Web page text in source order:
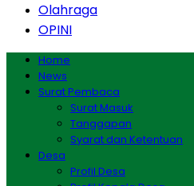
Olahraga
OPINI
Home
News
Surat Pembaca
Surat Masuk
Tanggapan
Syarat dan Ketentuan
Desa
Profil Desa